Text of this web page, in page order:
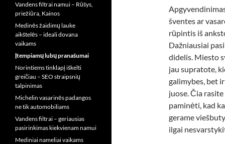
šventes ar
rūpintis iš
Dažniausiai
didelis. Miesto
jau supratote,
galimybes, bet
juose. Čia
paminėti, kad
gerame
ilgai
Vandens filtrai namui – Rūšys,
priežiūra, Kainos
Medinės žaidimų lauke
aikštelės – ideali dovana
vaikams
Įtempiamų lubų pranašumai
Norintiems tinklapį iškelti
greičiau – SEO straipsnių
talpinimas
Michelin vasarinės padangos
ne tik automobiliams
Vandens filtrai – geriausias
pasirinkimas kiekvienam namui
Mediniai nameliai vaikams